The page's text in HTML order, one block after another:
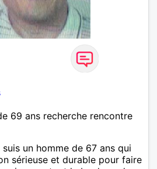
69 ans recherche rencontre
un homme de 67 ans qui
sérieuse et durable pour faire